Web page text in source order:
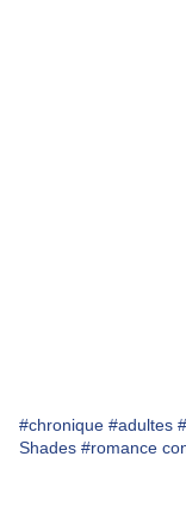
#chronique #adultes
Shades #romance